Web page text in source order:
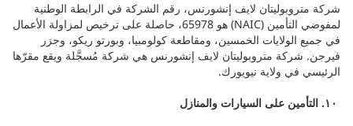
شركة متروبوليتان لايف إنشورنس، رقم الشركة في الرابطة الوطنية
لمفوضي التأمين (NAIC) هو 65978، حاصلة على ترخيص لمزاولة الأعمال
في جميع الولايات الخمسين، ومقاطعة كولومبيا، وبورتو ريكو، وجزر
فيرجن. شركة متروبوليتان لايف إنشورنس هي شركة مُسجَّلة ويقع مقرّها
الرئيسي في ولاية نيويورك.